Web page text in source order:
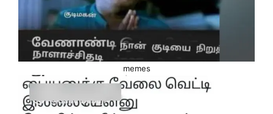
memes